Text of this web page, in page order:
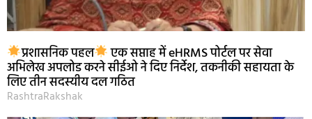
प्रशासनिक पहल एक सप्ताह में eHRMS पोर्टल पर सेवा
अभिलेख अपलोड करने सीईओ ने दिए निर्देश, तकनीकी सहायता के
लिए तीन सदस्यीय दल गठित
RashtraRakshak